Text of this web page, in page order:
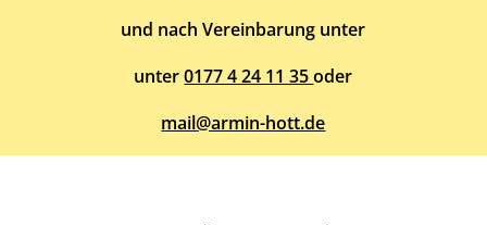
und nach Vereinbarung unter
unter0177 4 24 11 35oder
mail@armin-hott.de